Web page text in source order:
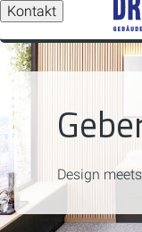
Kontakt
Design